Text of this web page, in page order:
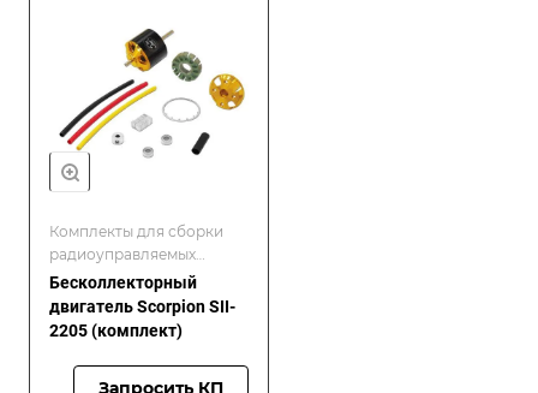
Комплекты для сборки
радиоуправляемых
моделей/Scorpion
Бесколлекторный
двигатель Scorpion SII-
2205 (комплект)
Запросить КП